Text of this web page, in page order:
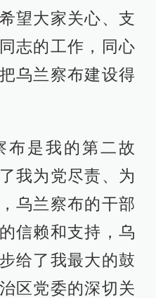
望大家关心、支
志的工作，同心
乌兰察布建设得
布是我的第二故
我为党尽责、为
乌兰察布的干部
信赖和支持，乌
给了我最大的鼓
区党委的深切关